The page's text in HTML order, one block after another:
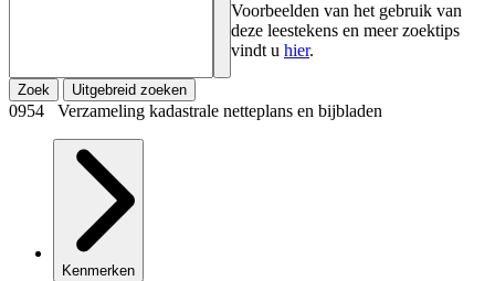
Voorbeelden van het gebruik van
deze leestekens en meer zoektips
vindt u hier.
Zoek Uitgebreid zoeken
0954 Verzameling kadastrale netteplans en bijbladen
Kenmerken